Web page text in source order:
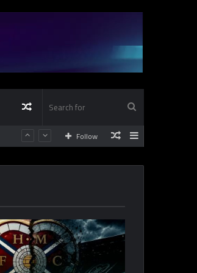
for
Random
Article
Random
Follow